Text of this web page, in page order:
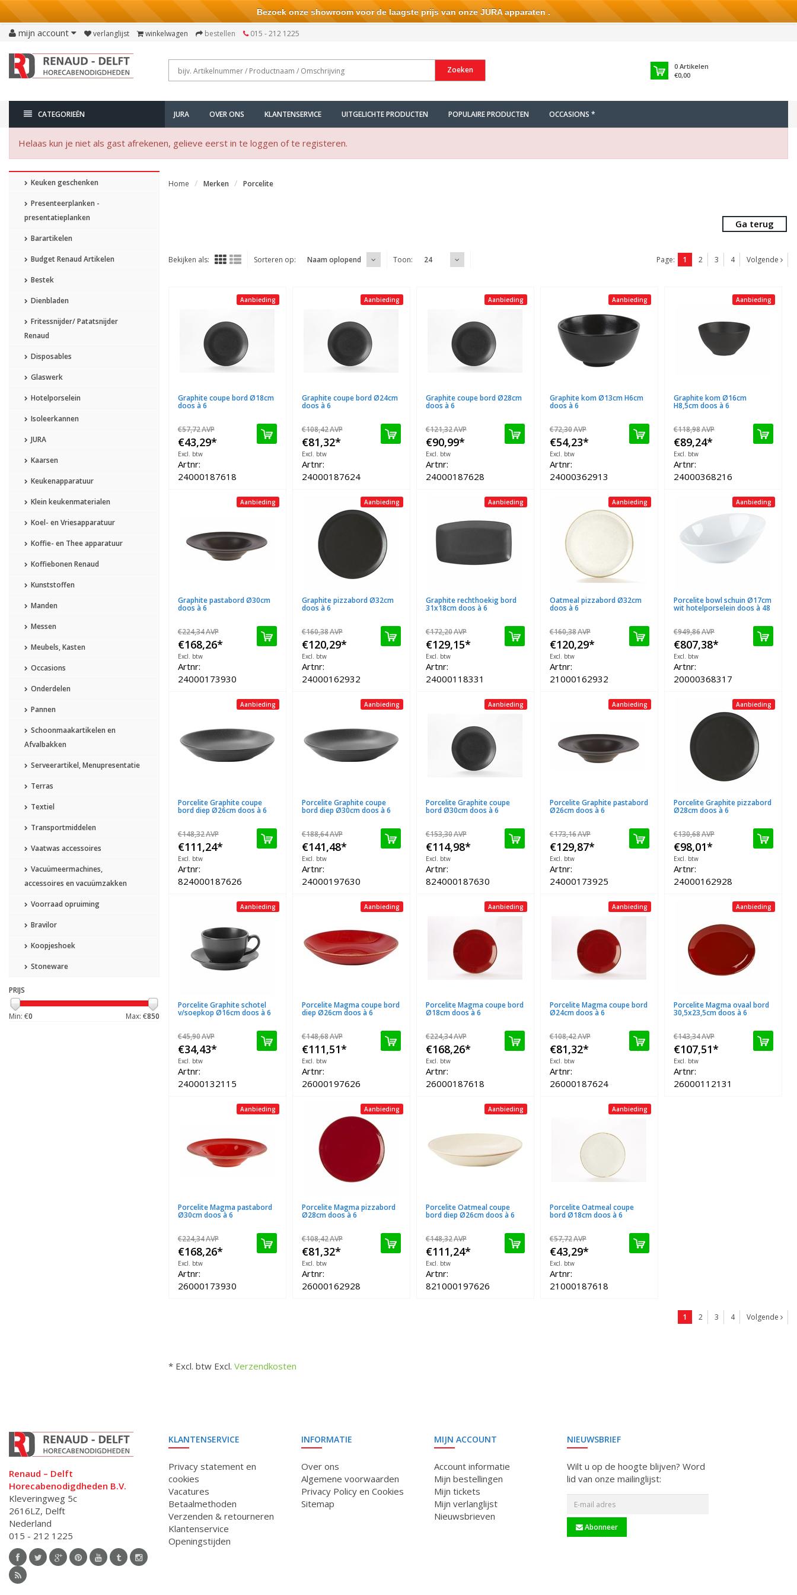
mijn account verlanglijst winkelwagen bestellen 015 - 212 1225
Zoeken 0Artikelen
€0,00
CATEGORIEËN JURA OVER ONS KLANTENSERVICE UITGELICHTE PRODUCTEN POPULAIRE PRODUCTEN OCCASIONS *
Helaas kun je niet als gast afrekenen, gelieve eerst in te loggen of te registeren.
Keuken geschenken
Presenteerplanken -
presentatieplanken
Barartikelen
Budget Renaud Artikelen
Bestek
Dienbladen
Fritessnijder/ Patatsnijder
Renaud
Disposables
Glaswerk
Hotelporselein
Isoleerkannen
JURA
Kaarsen
Keukenapparatuur
Klein keukenmaterialen
Koel- en Vriesapparatuur
Koffie- en Thee apparatuur
Koffiebonen Renaud
Kunststoffen
Manden
Messen
Meubels, Kasten
Occasions
Onderdelen
Pannen
Schoonmaakartikelen en
Afvalbakken
Serveerartikel, Menupresentatie
Terras
Textiel
Transportmiddelen
Vaatwas accessoires
Vacuümeermachines,
accessoires en vacuümzakken
Voorraad opruiming
Bravilor
Koopjeshoek
Stoneware
PRIJS
Min: €0 Max: €850
Home Merken Porcelite
Ga terug
Bekijken als: Sorteren op: Naam oplopend Toon: 24 Page: 1 2 3 4 Volgende
Aanbieding
Graphite coupe bord Ø18cm
doos à 6
€57,72AVP
€43,29*
Excl. btw
Artnr:
24000187618
Aanbieding
Graphite coupe bord Ø24cm
doos à 6
€108,42AVP
€81,32*
Excl. btw
Artnr:
24000187624
Aanbieding
Graphite coupe bord Ø28cm
doos à 6
€121,32AVP
€90,99*
Excl. btw
Artnr:
24000187628
Aanbieding
Graphite kom Ø13cm H6cm
doos à 6
€72,30AVP
€54,23*
Excl. btw
Artnr:
24000362913
Aanbieding
Graphite kom Ø16cm
H8,5cm doos à 6
€118,98AVP
€89,24*
Excl. btw
Artnr:
24000368216
Aanbieding
Graphite pastabord Ø30cm
doos à 6
€224,34AVP
€168,26*
Excl. btw
Artnr:
24000173930
Aanbieding
Graphite pizzabord Ø32cm
doos à 6
€160,38AVP
€120,29*
Excl. btw
Artnr:
24000162932
Aanbieding
Graphite rechthoekig bord
31x18cm doos à 6
€172,20AVP
€129,15*
Excl. btw
Artnr:
24000118331
Aanbieding
Oatmeal pizzabord Ø32cm
doos à 6
€160,38AVP
€120,29*
Excl. btw
Artnr:
21000162932
Aanbieding
Porcelite bowl schuin Ø17cm
wit hotelporselein doos à 48
€949,86AVP
€807,38*
Excl. btw
Artnr:
20000368317
Aanbieding
Porcelite Graphite coupe
bord diep Ø26cm doos à 6
€148,32AVP
€111,24*
Excl. btw
Artnr:
824000187626
Aanbieding
Porcelite Graphite coupe
bord diep Ø30cm doos à 6
€188,64AVP
€141,48*
Excl. btw
Artnr:
24000197630
Aanbieding
Porcelite Graphite coupe
bord Ø30cm doos à 6
€153,30AVP
€114,98*
Excl. btw
Artnr:
824000187630
Aanbieding
Porcelite Graphite pastabord
Ø26cm doos à 6
€173,16AVP
€129,87*
Excl. btw
Artnr:
24000173925
Aanbieding
Porcelite Graphite pizzabord
Ø28cm doos à 6
€130,68AVP
€98,01*
Excl. btw
Artnr:
24000162928
Aanbieding
Porcelite Graphite schotel
v/soepkop Ø16cm doos à 6
€45,90AVP
€34,43*
Excl. btw
Artnr:
24000132115
Aanbieding
Porcelite Magma coupe bord
diep Ø26cm doos à 6
€148,68AVP
€111,51*
Excl. btw
Artnr:
26000197626
Aanbieding
Porcelite Magma coupe bord
Ø18cm doos à 6
€224,34AVP
€168,26*
Excl. btw
Artnr:
26000187618
Aanbieding
Porcelite Magma coupe bord
Ø24cm doos à 6
€108,42AVP
€81,32*
Excl. btw
Artnr:
26000187624
Aanbieding
Porcelite Magma ovaal bord
30,5x23,5cm doos à 6
€143,34AVP
€107,51*
Excl. btw
Artnr:
26000112131
Aanbieding
Porcelite Magma pastabord
Ø30cm doos à 6
€224,34AVP
€168,26*
Excl. btw
Artnr:
26000173930
Aanbieding
Porcelite Magma pizzabord
Ø28cm doos à 6
€108,42AVP
€81,32*
Excl. btw
Artnr:
26000162928
Aanbieding
Porcelite Oatmeal coupe
bord diep Ø26cm doos à 6
€148,32AVP
€111,24*
Excl. btw
Artnr:
821000197626
Aanbieding
Porcelite Oatmeal coupe
bord Ø18cm doos à 6
€57,72AVP
€43,29*
Excl. btw
Artnr:
21000187618
1 2 3 4 Volgende
* Excl. btw Excl. Verzendkosten
Renaud – Delft
Horecabenodigdheden B.V.
Kleveringweg 5c
2616LZ, Delft
Nederland
015 - 212 1225
KLANTENSERVICE
Privacy statement en
cookies
Vacatures
Betaalmethoden
Verzenden & retourneren
Klantenservice
Openingstijden
INFORMATIE
Over ons
Algemene voorwaarden
Privacy Policy en Cookies
Sitemap
MIJN ACCOUNT
Account informatie
Mijn bestellingen
Mijn tickets
Mijn verlanglijst
Nieuwsbrieven
NIEUWSBRIEF
Wilt u op de hoogte blijven? Word
lid van onze mailinglijst:
Abonneer
Bezoek onze showroom voor de laagste prijs van onze JURA apparaten .